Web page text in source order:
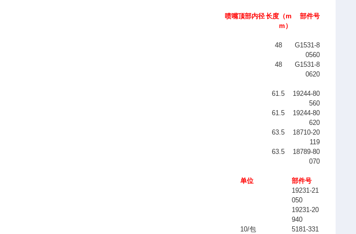
喷嘴顶部内径长度 （m
m）
部件号
48
G1531-8
0560
48
G1531-8
0620
61.5
19244-80
560
61.5
19244-80
620
63.5
18710-20
119
63.5
18789-80
070
单位
部件号
19231-21
050
19231-20
940
10/包
5181-331